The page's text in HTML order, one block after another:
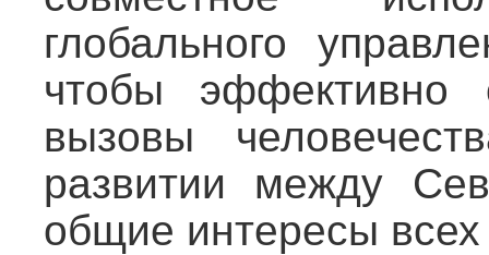
глобального
чтобы эффективно
вызовы
развитии между
общие интересы